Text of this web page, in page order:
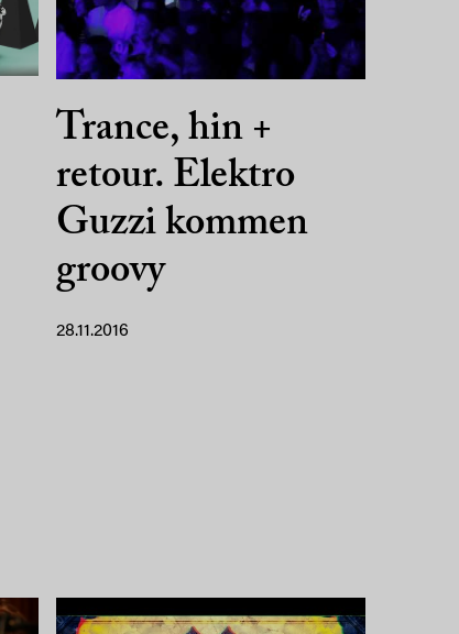
Trance, hin +
retour. Elektro
Guzzi kommen
groovy
28.11.2016